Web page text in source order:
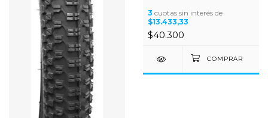
3 cuotas sin interés de
$13.433,33
$40.300